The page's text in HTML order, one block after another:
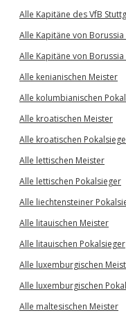
Alle Kapitäne des VfB
Alle Kapitäne von
Alle Kapitäne von
Alle kenianischen Meister
Alle kolumbianischen
Alle kroatischen Meister
Alle kroatischen
Alle lettischen Meister
Alle lettischen Pokalsieger
Alle liechtensteiner
Alle litauischen Meister
Alle litauischen Pokalsieger
Alle luxemburgischen
Alle luxemburgischen
Alle maltesischen Meister